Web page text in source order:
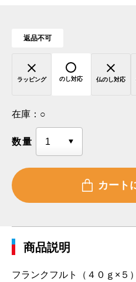
返品不可
ラッピング のし対応 仏のし対応
在庫： ○
数量
商品説明
フランクフルト（４０ｇ×